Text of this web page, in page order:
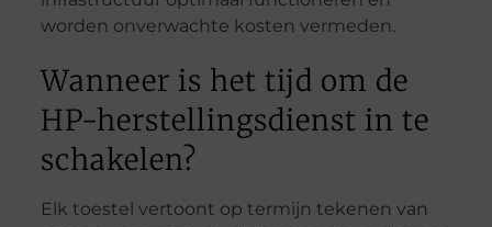
worden onverwachte kosten vermeden.
Wanneer is het tijd om de
HP-herstellingsdienst in te
schakelen?
Elk toestel vertoont op termijn tekenen van